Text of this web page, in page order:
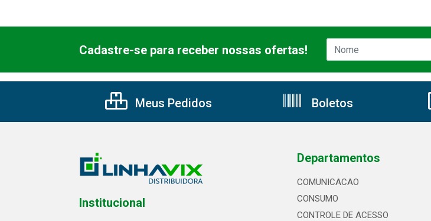
Cadastre-se para receber nossas ofertas!
Meus Pedidos Boletos
Institucional
Departamentos
COMUNICACAO
CONSUMO
CONTROLE DE ACESSO